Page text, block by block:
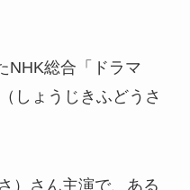
NHK総合「ドラマ
しょうじきふどうさ
）さん主演で、ある